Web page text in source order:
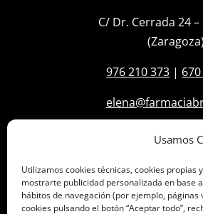
Usamos
Utilizamos cookies técnicas, cookies propias
mostrarte publicidad personalizada en base
hábitos de navegación (por ejemplo,
cookies pulsando el botón “Aceptar todo”,
C/ Dr. Cerrada 24 –
(Zaragoza)
976 210 373 |